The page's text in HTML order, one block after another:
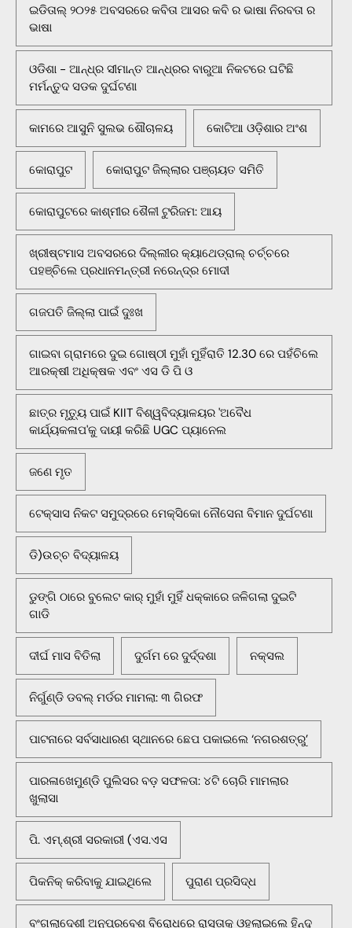
ଇଡିତାଲ୍ ୨୦୨୫ ଅବସରରେ କବିତା ଆସର କବି ର ଭାଷା ନିରବତା ର
ଭାଷା
ଓଡିଶା - ଆନ୍ଧ୍ର ସୀମାନ୍ତ ଆନ୍ଧ୍ରର ବାରୁଆ ନିକଟରେ ଘଟିଛି
ମର୍ମନ୍ତୁଦ ସଡକ ଦୁର୍ଘଟଣା
କାମରେ ଆସୁନି ସୁଲଭ ଶୌଚାଳୟ କୋଟିଆ ଓଡ଼ିଶାର ଅଂଶ
କୋରାପୁଟ କୋରାପୁଟ ଜିଲ୍ଲାର ପଞ୍ଚାୟତ ସମିତି
କୋରାପୁଟରେ କାଶ୍ମୀର ଶୈଳୀ ଟୁରିଜମ: ଆୟ
ଖ୍ରୀଷ୍ଟମାସ ଅବସରରେ ଦିଲ୍ଲୀର କ୍ୟାଥେଡ୍ରାଲ୍ ଚର୍ଚ୍ଚରେ
ପହଞ୍ଚିଲେ ପ୍ରଧାନମନ୍ତ୍ରୀ ନରେନ୍ଦ୍ର ମୋଦୀ
ଗଜପତି ଜିଲ୍ଲା ପାଇଁ ଦୁଃଖ
ଗାଇବା ଗ୍ରାମରେ ଦୁଇ ଗୋଷ୍ଠୀ ମୁହାଁ ମୁହିଁରାତି 12.30 ରେ ପହଁଚିଲେ
ଆରକ୍ଷୀ ଅଧିକ୍ଷକ ଏବଂ ଏସ ଡି ପି ଓ
ଛାତ୍ର ମୃତ୍ୟୁ ପାଇଁ KIIT ବିଶ୍ୱବିଦ୍ୟାଳୟର 'ଅବୈଧ
କାର୍ଯ୍ୟକଳାପ'କୁ ଦାୟୀ କରିଛି UGC ପ୍ୟାନେଲ
ଜଣେ ମୃତ
ଟେକ୍ସାସ ନିକଟ ସମୁଦ୍ରରେ ମେକ୍ସିକୋ ନୌସେନା ବିମାନ ଦୁର୍ଘଟଣା
ଡି)ଉଚ୍ଚ ବିଦ୍ୟାଳୟ
ଡୁଙ୍ଗି ଠାରେ ବୁଲେଟ କାର୍ ମୁହାଁ ମୁହିଁ ଧକ୍କାରେ ଜଳିଗଲା ଦୁଇଟି
ଗାଡି
ଦୀର୍ଘ ମାସ ବିତିଲା ଦୁର୍ଗମ ରେ ଦୁର୍ଦ୍ଦଶା ନକ୍ସଲ
ନିର୍ଗୁଣ୍ଡି ଡବଲ୍ ମର୍ଡର ମାମଲା: ୩ ଗିରଫ
ପାଟନାରେ ସର୍ବସାଧାରଣ ସ୍ଥାନରେ ଛେପ ପକାଇଲେ ‘ନଗରଶତ୍ରୁ’
ପାରଳାଖେମୁଣ୍ଡି ପୁଲିସର ବଡ଼ ସଫଳତା: ୪ଟି ଚୋରି ମାମଲାର
ଖୁଲାସା
ପି. ଏମ୍.ଶ୍ରୀ ସରକାରୀ (ଏସ.ଏସ
ପିକନିକ୍‌ କରିବାକୁ ଯାଇଥିଲେ ପୁରାଣ ପ୍ରସିଦ୍ଧ
ବଂଗଲାଦେଶୀ ଅନୁପ୍ରବେଶ ବିରୋଧରେ ରାସ୍ତାକୁ ଓହ୍ଲାଇଲେ ହିନ୍ଦୁ